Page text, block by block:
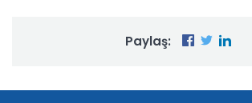
Paylaş: